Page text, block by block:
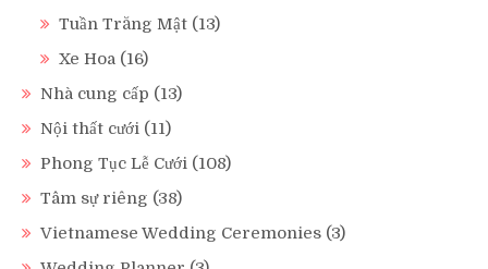
Tuần Trăng Mật (13)
Xe Hoa (16)
Nhà cung cấp (13)
Nội thất cưới (11)
Phong Tục Lễ Cưới (108)
Tâm sự riêng (38)
Vietnamese Wedding Ceremonies (3)